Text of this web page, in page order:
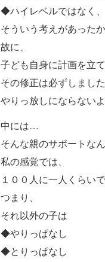
◆ハイレベルではなく
そういう考えがあったか
故に、
子ども自身に計画を立
その修正は必ずしました
やりっ放しにならない
中には…
そんな親のサポートな
私の感覚では、
１００人に一人くらい
つまり、
それ以外の子は
◆やりっぱなし
◆とりっぱなし